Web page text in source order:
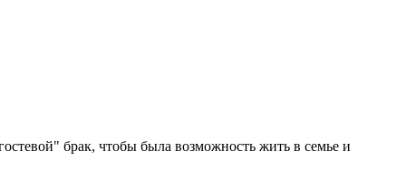
брак, чтобы была возможность жить в семье и